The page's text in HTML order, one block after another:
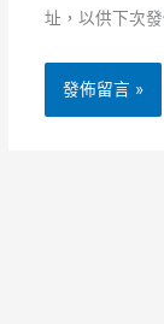
址，以供下次